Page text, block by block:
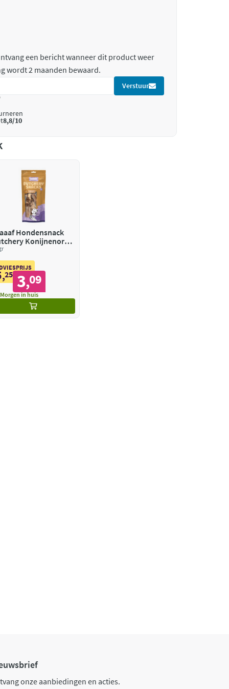
een bericht wanneer dit product weer
wordt 2 maanden bewaard.
Verstuur
8,8/10
Hondensnack
Konijnenoren
Haar
,25 3,09
in huis
onze aanbiedingen en acties.